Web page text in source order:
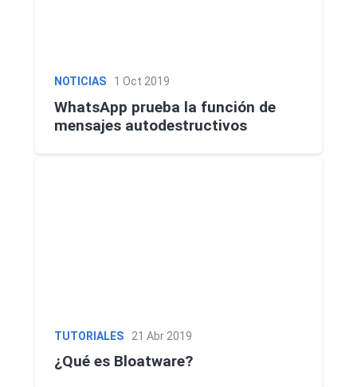
NOTICIAS 1 Oct 2019
WhatsApp prueba la función de
mensajes autodestructivos
TUTORIALES 21 Abr 2019
¿Qué es Bloatware?